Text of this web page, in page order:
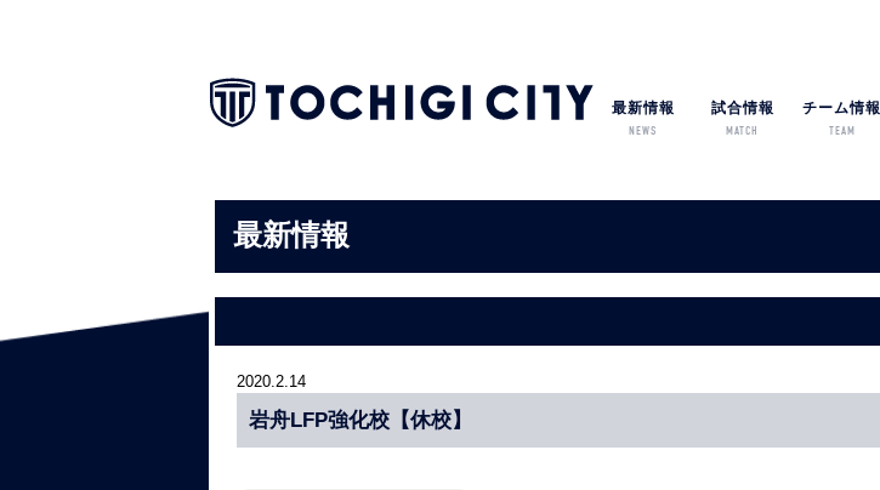
最新情報
NEWS
試合情報
MATCH
チーム情報
TEAM
最新情報
2020.2.14
岩舟LFP強化校【休校】